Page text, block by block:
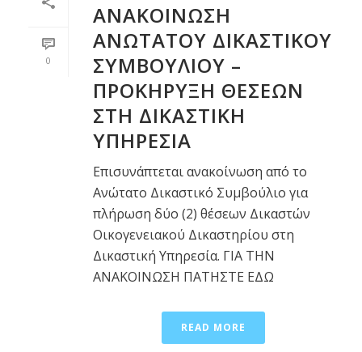
0
ΑΝΑΚΟΙΝΩΣΗ
ΑΝΩΤΑΤΟΥ ΔΙΚΑΣΤΙΚΟΥ
ΣΥΜΒΟΥΛΙΟΥ –
ΠΡΟΚΗΡΥΞΗ ΘΕΣΕΩΝ
ΣΤΗ ΔΙΚΑΣΤΙΚΗ
ΥΠΗΡΕΣΙΑ
Επισυνάπτεται ανακοίνωση από το
Ανώτατο Δικαστικό Συμβούλιο για
πλήρωση δύο (2) θέσεων Δικαστών
Οικογενειακού Δικαστηρίου στη
Δικαστική Υπηρεσία. ΓΙΑ ΤΗΝ
ΑΝΑΚΟΙΝΩΣΗ ΠΑΤΗΣΤΕ ΕΔΩ
READ MORE